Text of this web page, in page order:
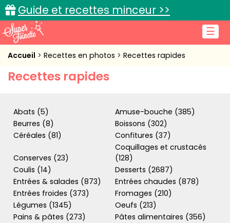
☰
Guide et recettes minceur >>
Accueil
Recettes de cuisine
L'actu cuisine
Connexion
Accueil Recettes en photos Recettes rapides
Recettes rapides
Abats (5)
Amuse-bouche (385)
Beurres (8)
Boissons (302)
Céréales (81)
Confitures (37)
Conserves (23)
Coquillages et crustacés
(128)
Coulis (14)
Desserts (2687)
Entrées & salades (873)
Entrées chaudes (878)
Entrées froides (373)
Fromages (210)
Légumes (1345)
Oeufs (213)
Pains & pâtes (273)
Pâtes alimentaires (356)